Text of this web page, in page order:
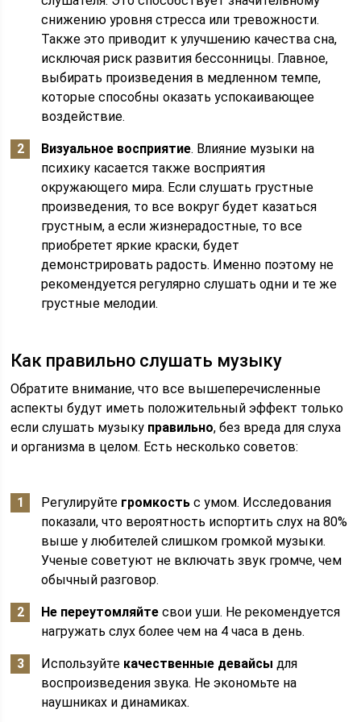
снижению уровня стресса или тревожности.
Также это приводит к улучшению качества сна,
исключая риск развития бессонницы. Главное,
выбирать произведения в медленном темпе,
которые способны оказать успокаивающее
воздействие.
Визуальное восприятие. Влияние музыки на
психику касается также восприятия
окружающего мира. Если слушать грустные
произведения, то все вокруг будет казаться
грустным, а если жизнерадостные, то все
приобретет яркие краски, будет
демонстрировать радость. Именно поэтому не
рекомендуется регулярно слушать одни и те же
грустные мелодии.
Как правильно слушать музыку
Обратите внимание, что все вышеперечисленные
аспекты будут иметь положительный эффект только
если слушать музыку правильно, без вреда для слуха
и организма в целом. Есть несколько советов:
Регулируйте громкость с умом. Исследования
показали, что вероятность испортить слух на 80%
выше у любителей слишком громкой музыки.
Ученые советуют не включать звук громче, чем
обычный разговор.
Не переутомляйте свои уши. Не рекомендуется
нагружать слух более чем на 4 часа в день.
Используйте качественные девайсы для
воспроизведения звука. Не экономьте на
наушниках и динамиках.